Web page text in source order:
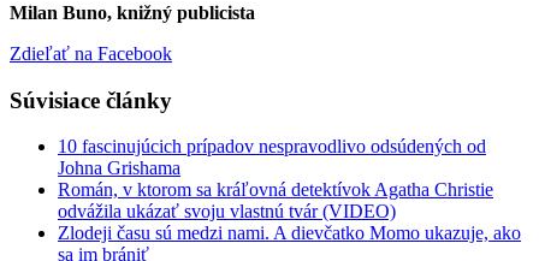
Milan Buno, knižný publicista
Zdieľať na Facebook
Súvisiace články
10 fascinujúcich prípadov nespravodlivo odsúdených od
Johna Grishama
Román, v ktorom sa kráľovná detektívok Agatha Christie
odvážila ukázať svoju vlastnú tvár (VIDEO)
Zlodeji času sú medzi nami. A dievčatko Momo ukazuje, ako
sa im brániť